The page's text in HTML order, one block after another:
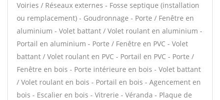
Voiries / Réseaux externes - Fosse septique (installation
ou remplacement) - Goudronnage - Porte / Fenêtre en
aluminium - Volet battant / Volet roulant en aluminium -
Portail en aluminium - Porte / Fenêtre en PVC - Volet
battant / Volet roulant en PVC - Portail en PVC - Porte /
Fenêtre en bois - Porte intérieure en bois - Volet battant
/ Volet roulant en bois - Portail en bois - Agencement en
bois - Escalier en bois - Vitrerie - Véranda - Plaque de